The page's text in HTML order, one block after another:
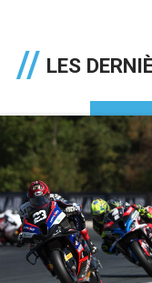
LES